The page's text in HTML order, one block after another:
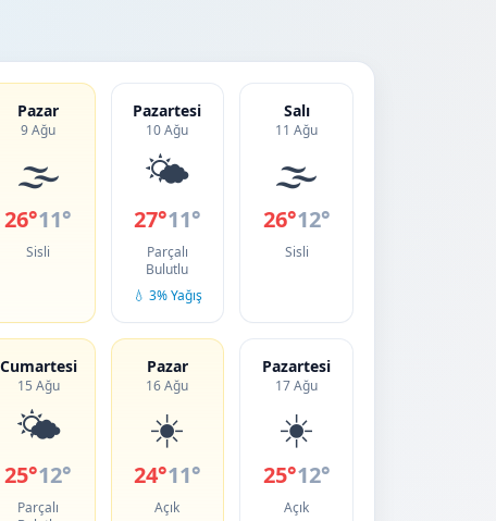
Pazar
9 Ağu
🌫️
26°11°
Sisli
Pazartesi
10 Ağu
🌤️
27°11°
Parçalı
Bulutlu
💧 3% Yağış
Salı
11 Ağu
🌫️
26°12°
Sisli
Cumartesi
15 Ağu
🌤️
25°12°
Parçalı
Pazar
16 Ağu
☀️
24°11°
Açık
Pazartesi
17 Ağu
☀️
25°12°
Açık